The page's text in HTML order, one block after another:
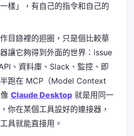
樣」，有自己的指令和自己的
目錄裡的迴圈，只是個比較華
讓它夠得到外面的世界：issue
、資料庫、Slack、監控、即
跑在 MCP（Model Context
Claude Desktop就是用同一
你在某個工具設好的連接器，
具就能直接用。